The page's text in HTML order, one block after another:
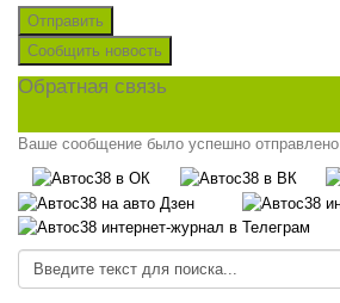
Отправить
Сообщить новость
Обратная связь
Ваше сообщение было успешно отправлено